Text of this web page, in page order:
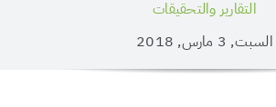
التقارير والتحقيقات
السبت, 3 مارس, 2018